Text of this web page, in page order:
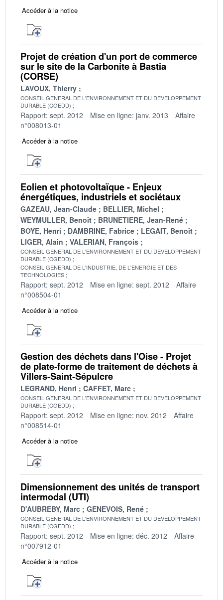
Accéder à la notice
Projet de création d'un port de commerce
sur le site de la Carbonite à Bastia
(CORSE)
LAVOUX, Thierry
CONSEIL GENERAL DE L'ENVIRONNEMENT ET DU DEVELOPPEMENT
DURABLE (CGEDD)
Rapport: sept. 2012 Mise en ligne: janv. 2013
Affaire
n°008013-01
Accéder à la notice
Eolien et photovoltaïque - Enjeux
énergétiques, industriels et sociétaux
GAZEAU, Jean-Claude
BELLIER, Michel
WEYMULLER, Benoît
BRUNETIERE, Jean-René
BOYE, Henri
DAMBRINE, Fabrice
LEGAIT, Benoît
LIGER, Alain
VALERIAN, François
CONSEIL GENERAL DE L'ENVIRONNEMENT ET DU DEVELOPPEMENT
DURABLE (CGEDD)
CONSEIL GENERAL DE L'INDUSTRIE, DE L'ENERGIE ET DES
TECHNOLOGIES
Rapport: sept. 2012 Mise en ligne: sept. 2012
Affaire
n°008504-01
Accéder à la notice
Gestion des déchets dans l'Oise - Projet
de plate-forme de traitement de déchets à
Villers-Saint-Sépulcre
LEGRAND, Henri CAFFET, Marc
CONSEIL GENERAL DE L'ENVIRONNEMENT ET DU DEVELOPPEMENT
DURABLE (CGEDD)
Rapport: sept. 2012 Mise en ligne: nov. 2012
Affaire
n°008514-01
Accéder à la notice
Dimensionnement des unités de transport
intermodal (UTI)
D'AUBREBY, Marc GENEVOIS, René
CONSEIL GENERAL DE L'ENVIRONNEMENT ET DU DEVELOPPEMENT
DURABLE (CGEDD)
Rapport: sept. 2012 Mise en ligne: déc. 2012
Affaire
n°007912-01
Accéder à la notice